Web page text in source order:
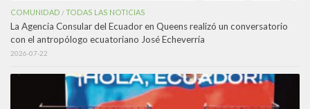
COMUNIDAD /TODAS LAS NOTICIAS
La Agencia Consular del Ecuador en Queens realizó un conversatorio
con el antropólogo ecuatoriano José Echeverría
2026-07-22